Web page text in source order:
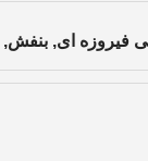
فیروزه ای, بنفش,